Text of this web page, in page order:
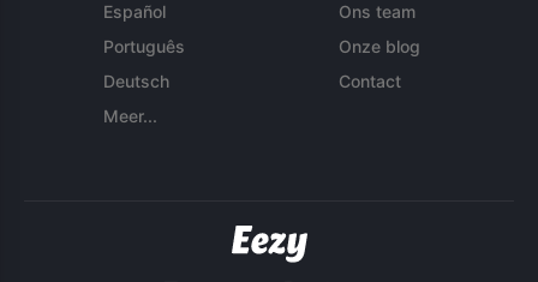
Español
Português
Deutsch
Meer...
Ons team
Onze blog
Contact